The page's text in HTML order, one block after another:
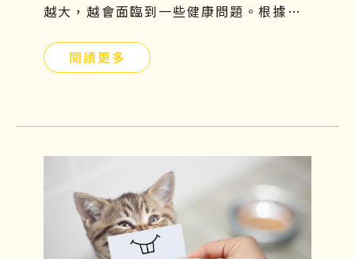
越大，越會面臨到一些健康問題。根據美
見的疾病，每年的發病率以超過35％速度
節及膝關節，導致關節的磨損及損傷程度
相對較嚴重。如果你家的汪星人行動力變
得緩慢、走路開始一跛一跛的，很有可能
是退化性關節炎造成的，因此在接下來的
文章中，將一一說明狗狗關節炎症狀有哪
些、吃什麼才好、治療方針與日常關節保
閱讀更多